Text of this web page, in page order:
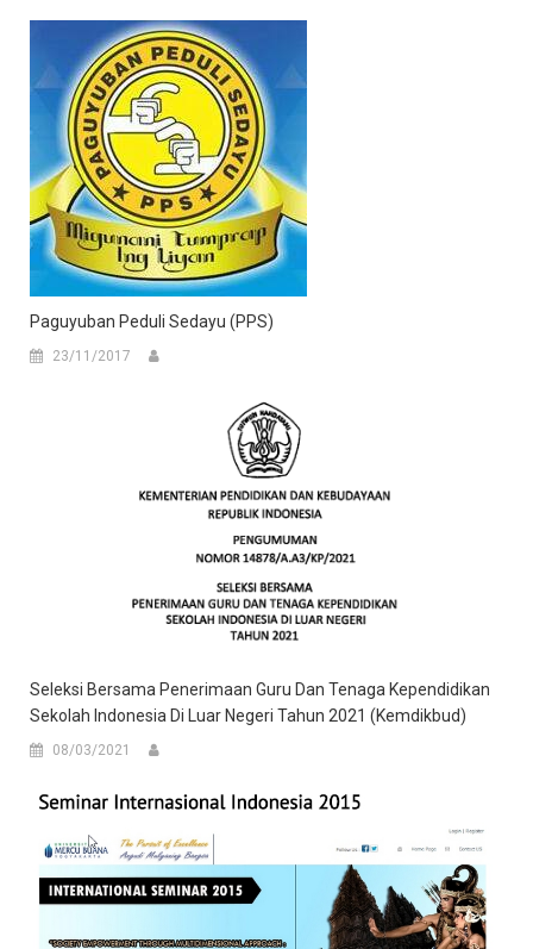
Paguyuban Peduli Sedayu (PPS)
23/11/2017
Seleksi Bersama Penerimaan Guru Dan Tenaga Kependidikan
Sekolah Indonesia Di Luar Negeri Tahun 2021 (Kemdikbud)
08/03/2021